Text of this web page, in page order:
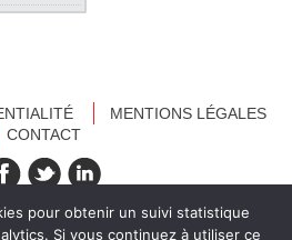
MENTIONS LÉGALES
CONTACT
pour obtenir un suivi statistique
Si vous continuez à utiliser ce